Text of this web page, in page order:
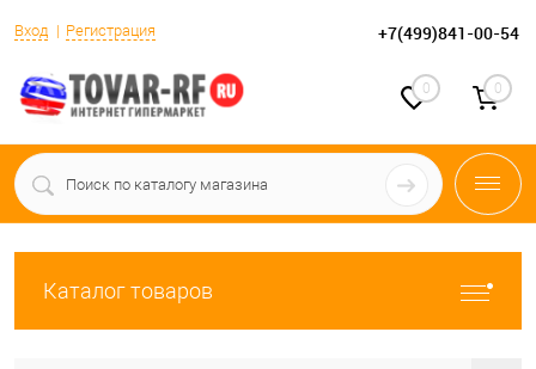
Вход Регистрация +7(499)841-00-54
0 0
Каталог товаров